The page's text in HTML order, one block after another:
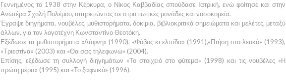
Γεννημένος το 1938 στην Κέρκυρα, ο Νίκος Καββαδίας σπούδασε Ιατρική, ενώ φοίτησε και στην
Ανωτέρα Σχολή Πολέμου, υπηρετώντας σε στρατιωτικές μονάδες και νοσοκομεία.
Έγραψε διηγήματα, νουβέλες, μυθιστορήματα, δοκίμια, βιβλιοκριτικά σημειώματα και μελέτες, μεταξύ
άλλων, για τον λογοτέχνη Κωνσταντίνο Θεοτόκη.
Εξέδωσε τα μυθιστορήματα «Δάφνη» (1990), «Φόβος κι ελπίδα» (1991),«Πτήση στο λευκό» (1993),
«Τριεστίνα» (2003) και «Θα σας τηλεφωνώ» (2004).
Επίσης, εξέδωσε τη συλλογή διηγημάτων «Το στοιχειό στο φύτεμα» (1998) και τις νουβέλες «Η
πρώτη μέρα» (1995) και «Το ξαφνικό» (1996).